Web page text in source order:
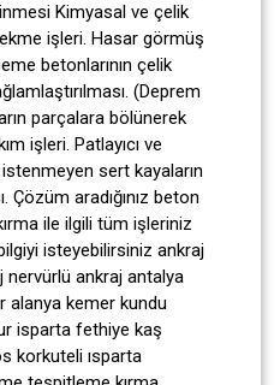
Kimyasal ve çelik
işleri. Hasar görmüş
betonlarının çelik
(Deprem
parçalara bölünerek
işleri. Patlayıcı ve
istenmeyen sert kayaların
Çözüm aradığınız beton
ile ilgili tüm işleriniz
isteyebilirsiniz ankraj
ankraj antalya
alanya kemer kundu
isparta fethiye kaş
korkuteli ısparta